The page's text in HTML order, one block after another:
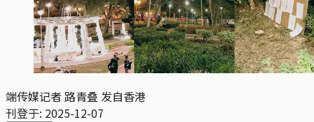
端传媒记者 路青叠 发自香港
刊登于: 2025-12-07